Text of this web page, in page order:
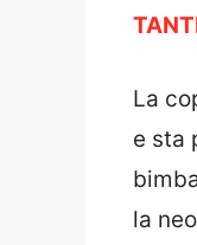
La
e sta
la